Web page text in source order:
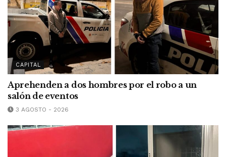
CAPITAL
Aprehenden a dos hombres por el robo a un
salón de eventos
3 AGOSTO - 2026